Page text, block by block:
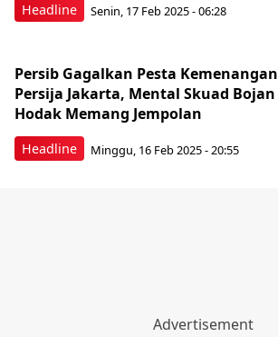
Headline Senin, 17 Feb 2025 - 06:28
Headline
Persib Gagalkan Pesta Kemenangan
Persija Jakarta, Mental Skuad Bojan
Hodak Memang Jempolan
Minggu, 16 Feb 2025 - 20:55